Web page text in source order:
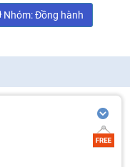
Nhóm: Đồng hành